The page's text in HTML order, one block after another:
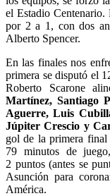
el Estadio
por 2 a 1, con dos
Alberto Spencer.
En las finales nos
primera se disputó el
Roberto Scarone
Martínez, Santiago
Aguerre, Luis
Júpiter Crescio y
gol de la primera final
79 minutos de
2 puntos (antes se
Asunción para
América.